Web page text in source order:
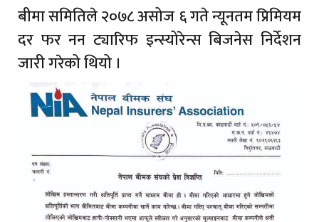
बीमा समितिले २०७८ असोज ६ गते न्यूनतम प्रिमियम
दर फर नन ट्यारिफ इन्स्योरेन्स बिजनेस निर्देशन
जारी गरेको थियो ।